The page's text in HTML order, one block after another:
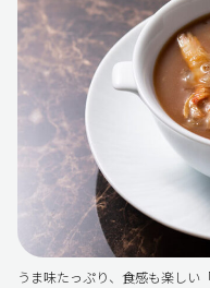
うま味たっぷり、食感も楽しい